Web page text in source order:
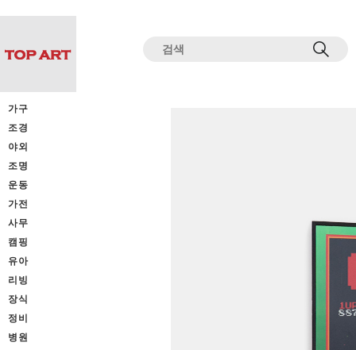
가구
조경
야외
조명
운동
가전
사무
캠핑
유아
리빙
장식
정비
병원